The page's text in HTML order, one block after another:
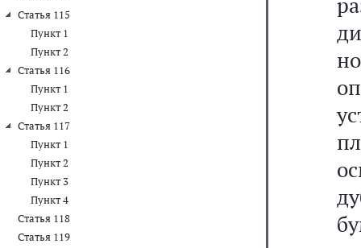
Статья 115
Пункт 1
Пункт 2
Статья 116
Пункт 1
Пункт 2
Статья 117
Пункт 1
Пункт 2
Пункт 3
Пункт 4
Статья 118
Статья 119